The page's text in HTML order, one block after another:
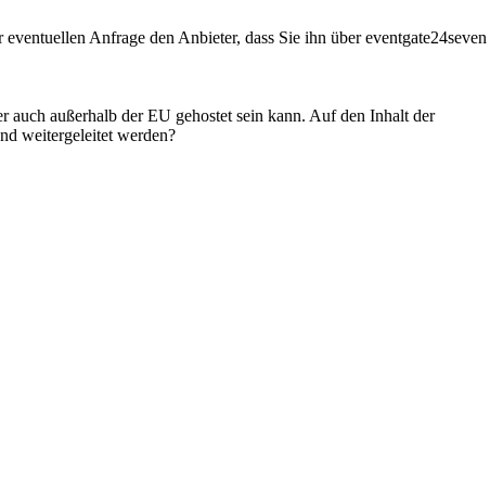
Anfrage den Anbieter, dass Sie ihn über eventgate24seven
auch außerhalb der EU gehostet sein kann. Auf den Inhalt der
weitergeleitet werden?